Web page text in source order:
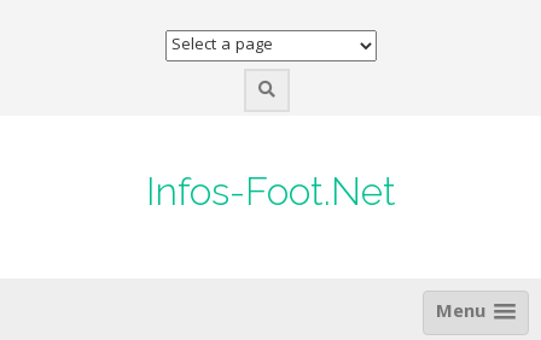
Infos-Foot.Net
Menu